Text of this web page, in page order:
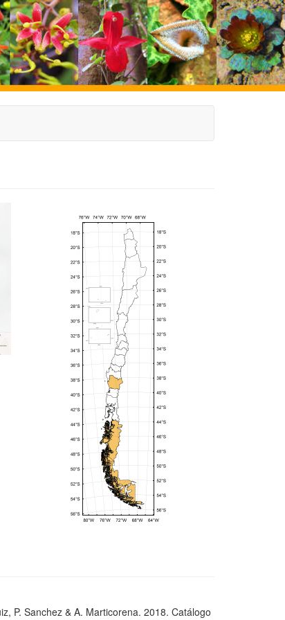
P. Sanchez & A. Marticorena. 2018. Catálogo